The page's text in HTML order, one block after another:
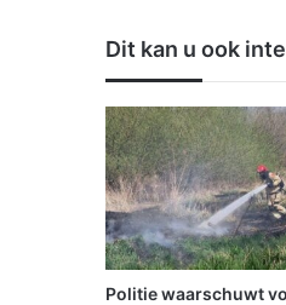
z
e
t
v
o
o
r
s
c
h
Dit kan u ook
Politie waarschuwt